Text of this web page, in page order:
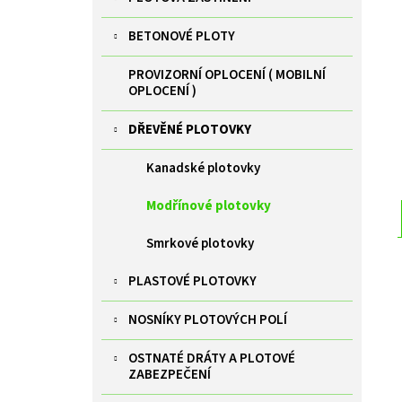
BETONOVÉ PLOTY
PROVIZORNÍ OPLOCENÍ ( MOBILNÍ
OPLOCENÍ )
DŘEVĚNÉ PLOTOVKY
Kanadské plotovky
Modřínové plotovky
Smrkové plotovky
PLASTOVÉ PLOTOVKY
NOSNÍKY PLOTOVÝCH POLÍ
OSTNATÉ DRÁTY A PLOTOVÉ
ZABEZPEČENÍ
1094MM, SVAŘOVANÝ PANEL 2D, 50X200MM,
FAB V. 1980 MM
9 385 Kč